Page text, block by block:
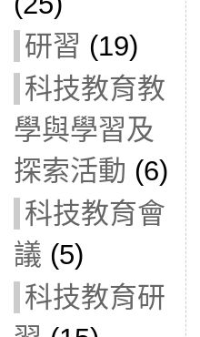
研習 (19)
科技教育教
學與學習及
探索活動 (6)
科技教育會
議 (5)
科技教育研